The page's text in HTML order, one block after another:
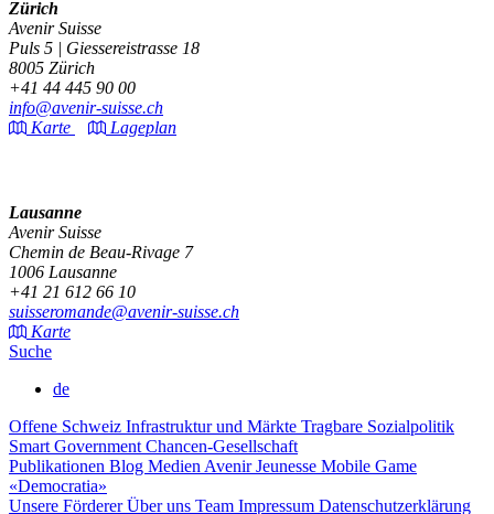
Zürich
Avenir Suisse
Puls 5 | Giessereistrasse 18
8005 Zürich
+41 44 445 90 00
info@avenir-suisse.ch
Karte
Lageplan
Lausanne
Avenir Suisse
Chemin de Beau-Rivage 7
1006 Lausanne
+41 21 612 66 10
suisseromande@avenir-suisse.ch
Karte
Suche
de
Offene Schweiz Infrastruktur und Märkte Tragbare Sozialpolitik
Smart Government Chancen-Gesellschaft
Publikationen Blog Medien Avenir Jeunesse Mobile Game
«Democratia»
Unsere FördererÜber uns Team Impressum Datenschutzerklärung